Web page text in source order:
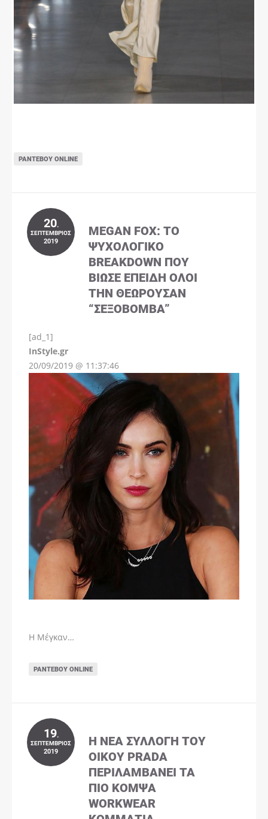
ΡΑΝΤΕΒΟΎ ONLINE
20.
ΣΕΠΤΈΜΒΡΙΟΣ
2019
MEGAN FOX: ΤΟ
ΨΥΧΟΛΟΓΙΚΌ
BREAKDOWN ΠΟΥ
ΒΊΩΣΕ ΕΠΕΙΔΉ ΌΛΟΙ
ΤΗΝ ΘΕΩΡΟΎΣΑΝ
“ΣΕΞΟΒΌΜΒΑ”
[ad_1]
InStyle.gr
20/09/2019 @ 11:37:46
Η Μέγκαν…
ΡΑΝΤΕΒΟΎ ONLINE
19.
ΣΕΠΤΈΜΒΡΙΟΣ
2019
Η ΝΈΑ ΣΥΛΛΟΓΉ ΤΟΥ
ΟΊΚΟΥ PRADA
ΠΕΡΙΛΑΜΒΆΝΕΙ ΤΑ
ΠΙΟ ΚΟΜΨΆ
WORKWEAR